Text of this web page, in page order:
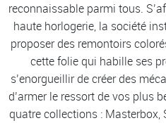
reconnaissable parmi tous.
haute horlogerie, la société
proposer des remontoirs
cette folie qui habille ses
s’enorgueillir de créer des
d’armer le ressort de vos plus
quatre collections :